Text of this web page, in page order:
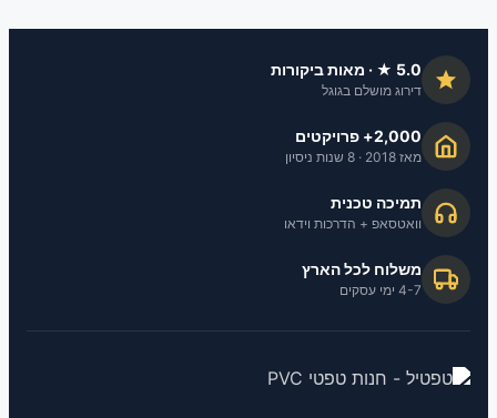
5.0 ★ · מאות ביקורות
דירוג מושלם בגוגל
2,000+ פרויקטים
מאז 2018 · 8 שנות ניסיון
תמיכה טכנית
וואטסאפ + הדרכות וידאו
משלוח לכל הארץ
4-7 ימי עסקים